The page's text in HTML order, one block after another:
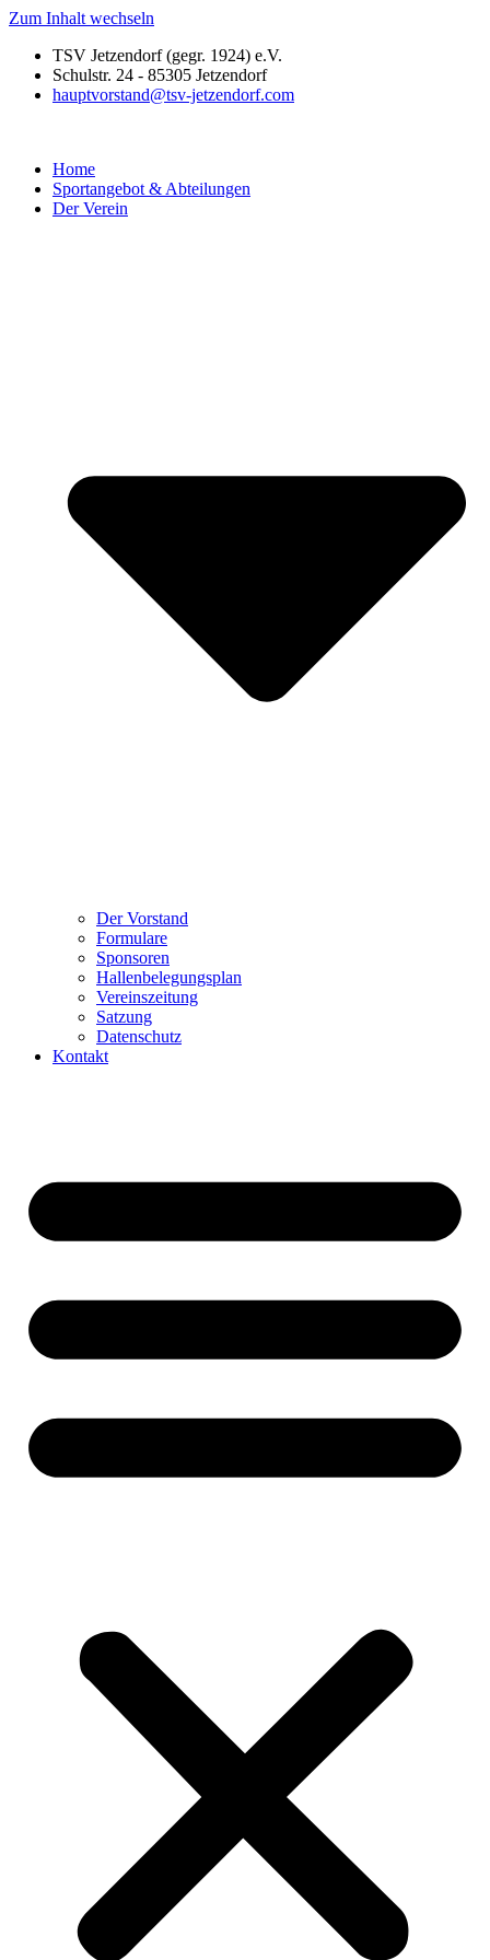
Zum Inhalt wechseln
TSV Jetzendorf (gegr. 1924) e.V.
Schulstr. 24 - 85305 Jetzendorf
hauptvorstand@tsv-jetzendorf.com
Home
Sportangebot & Abteilungen
Der Verein
Der Vorstand
Formulare
Sponsoren
Hallenbelegungsplan
Vereinszeitung
Satzung
Datenschutz
Kontakt